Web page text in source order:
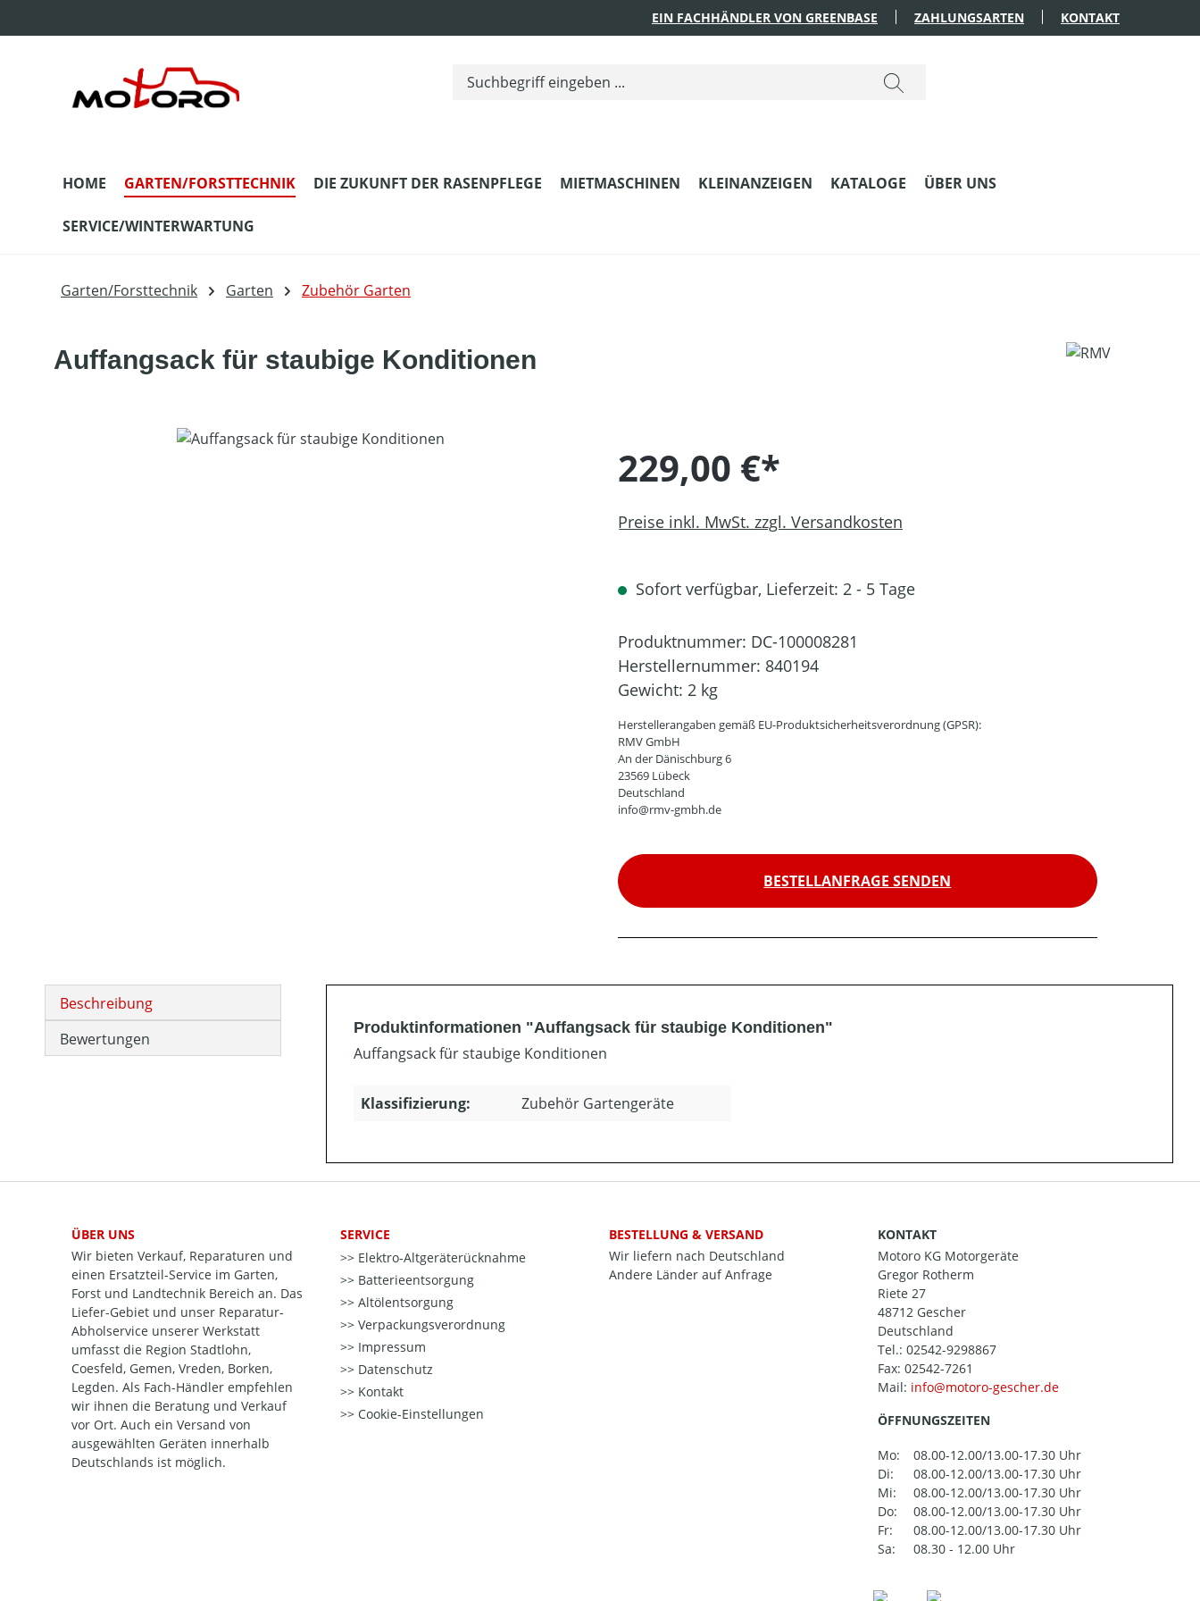
EIN FACHHÄNDLER VON GREENBASE ZAHLUNGSARTEN KONTAKT
HOME GARTEN/FORSTTECHNIK DIE ZUKUNFT DER RASENPFLEGE MIETMASCHINEN KLEINANZEIGEN KATALOGE ÜBER UNS
SERVICE/WINTERWARTUNG
Garten/Forsttechnik Garten Zubehör Garten
Auffangsack für staubige Konditionen
Bildergalerie überspringen
229,00 €*
Preise inkl. MwSt. zzgl. Versandkosten
Sofort verfügbar, Lieferzeit: 2 - 5 Tage
Produktnummer: DC-100008281
Herstellernummer: 840194
Gewicht: 2 kg
Herstellerangaben gemäß EU-Produktsicherheitsverordnung (GPSR):
RMV GmbH
An der Dänischburg 6
23569 Lübeck
Deutschland
info@rmv-gmbh.de
BESTELLANFRAGE SENDEN
Beschreibung
Bewertungen
Produktinformationen "Auffangsack für staubige Konditionen"
Auffangsack für staubige Konditionen
Klassifizierung: Zubehör Gartengeräte
ÜBER UNS
Wir bieten Verkauf, Reparaturen und
einen Ersatzteil-Service im Garten,
Forst und Landtechnik Bereich an. Das
Liefer-Gebiet und unser Reparatur-
Abholservice unserer Werkstatt
umfasst die Region Stadtlohn,
Coesfeld, Gemen, Vreden, Borken,
Legden. Als Fach-Händler empfehlen
wir ihnen die Beratung und Verkauf
vor Ort. Auch ein Versand von
ausgewählten Geräten innerhalb
Deutschlands ist möglich.
SERVICE
Elektro-Altgeräterücknahme
Batterieentsorgung
Altölentsorgung
Verpackungsverordnung
Impressum
Datenschutz
Kontakt
Cookie-Einstellungen
BESTELLUNG & VERSAND
Wir liefern nach Deutschland
Andere Länder auf Anfrage
KONTAKT
Motoro KG Motorgeräte
Gregor Rotherm
Riete 27
48712 Gescher
Deutschland
Tel.: 02542-9298867
Fax: 02542-7261
Mail:
ÖFFNUNGSZEITEN
Mo:
08.00-12.00/13.00-17.30 Uhr
Di:
08.00-12.00/13.00-17.30 Uhr
Mi:
08.00-12.00/13.00-17.30 Uhr
Do:
08.00-12.00/13.00-17.30 Uhr
Fr:
08.00-12.00/13.00-17.30 Uhr
Sa:
08.30 - 12.00 Uhr